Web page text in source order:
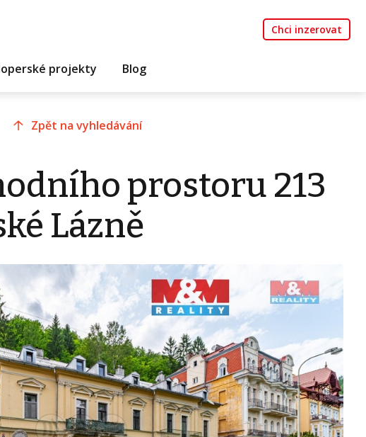
Chci inzerovat
projekty Blog
Zpět na vyhledávání
prostoru 213
Lázně